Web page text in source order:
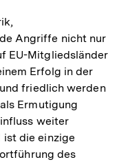
Angriffe nicht nur
EU-Mitgliedsländer
Erfolg in der
friedlich werden
Ermutigung
weiter
ist die einzige
des